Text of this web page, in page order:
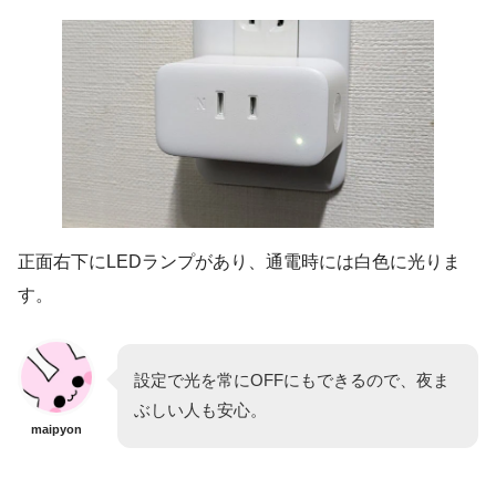
正面右下にLEDランプがあり、通電時には白色に光りま
す。
maipyon
設定で光を常にOFFにもできるので、夜ま
ぶしい人も安心。